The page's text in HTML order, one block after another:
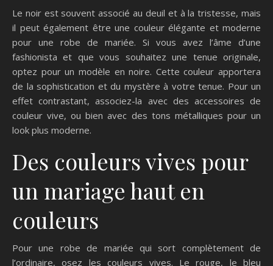
Le noir est souvent associé au deuil et à la tristesse, mais
il peut également être une couleur élégante et moderne
pour une robe de mariée. Si vous avez l’âme d’une
fashionista et que vous souhaitez une tenue originale,
optez pour un modèle en noire. Cette couleur apportera
de la sophistication et du mystère à votre tenue. Pour un
effet contrastant, associez-la avec des accessoires de
couleur vive, ou bien avec des tons métalliques pour un
look plus moderne.
Des couleurs vives pour
un mariage haut en
couleurs
Pour une robe de mariée qui sort complètement de
l’ordinaire, osez les couleurs vives. Le rouge, le bleu